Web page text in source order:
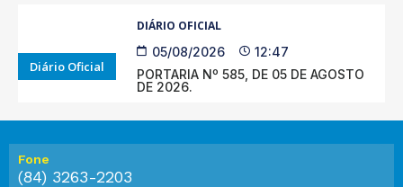
Diário Oficial
DIÁRIO OFICIAL
05/08/2026
12:47
PORTARIA Nº 585, DE 05 DE AGOSTO
DE 2026.
Fone
(84) 3263-2203